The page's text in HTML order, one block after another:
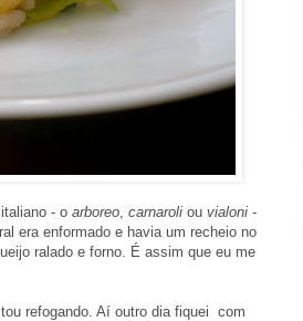
- o arboreo carnaroli ou vialoni -
era enformado e havia um recheio no
ralado e forno. É assim que eu me
refogando. Aí outro dia fiquei com